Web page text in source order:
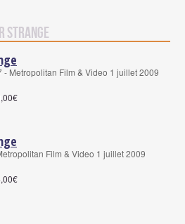
Strange
- Metropolitan Film & Video 1 juillet 2009
Film & Video 1 juillet 2009